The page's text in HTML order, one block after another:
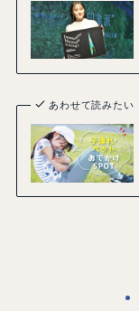
あわせて読みたい